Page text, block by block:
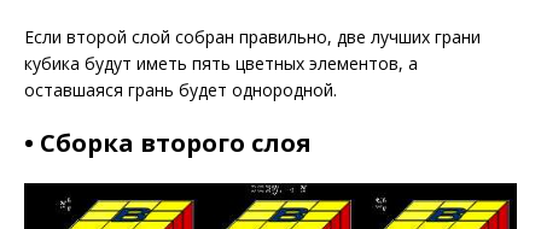
Если второй слой собран правильно, две лучших грани
кубика будут иметь пять цветных элементов, а
оставшаяся грань будет однородной.
• Сборка второго слоя